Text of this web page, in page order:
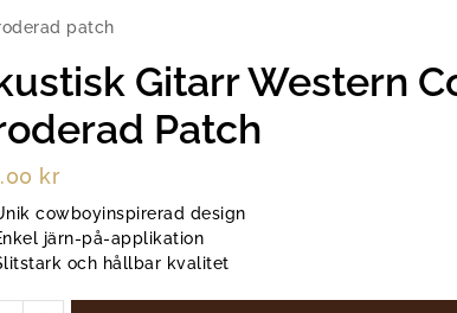
patch
Gitarr Western
Patch
kr
cowboyinspirerad design
järn-på-applikation
och hållbar kvalitet